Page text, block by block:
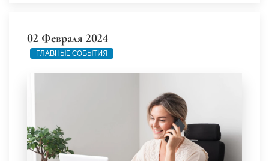
02 Февраля 2024
ГЛАВНЫЕ СОБЫТИЯ